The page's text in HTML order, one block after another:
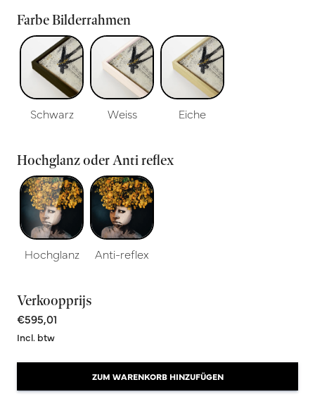
Farbe Bilderrahmen
Schwarz Weiss Eiche
Hochglanz oder Anti reflex
Hochglanz Anti-reflex
Verkoopprijs
€595,01
Incl. btw
ZUM WARENKORB HINZUFÜGEN